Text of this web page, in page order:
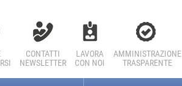
CONTATTI
NEWSLETTER
LAVORA
CON NOI
AMMINISTRAZIONE
TRASPARENTE